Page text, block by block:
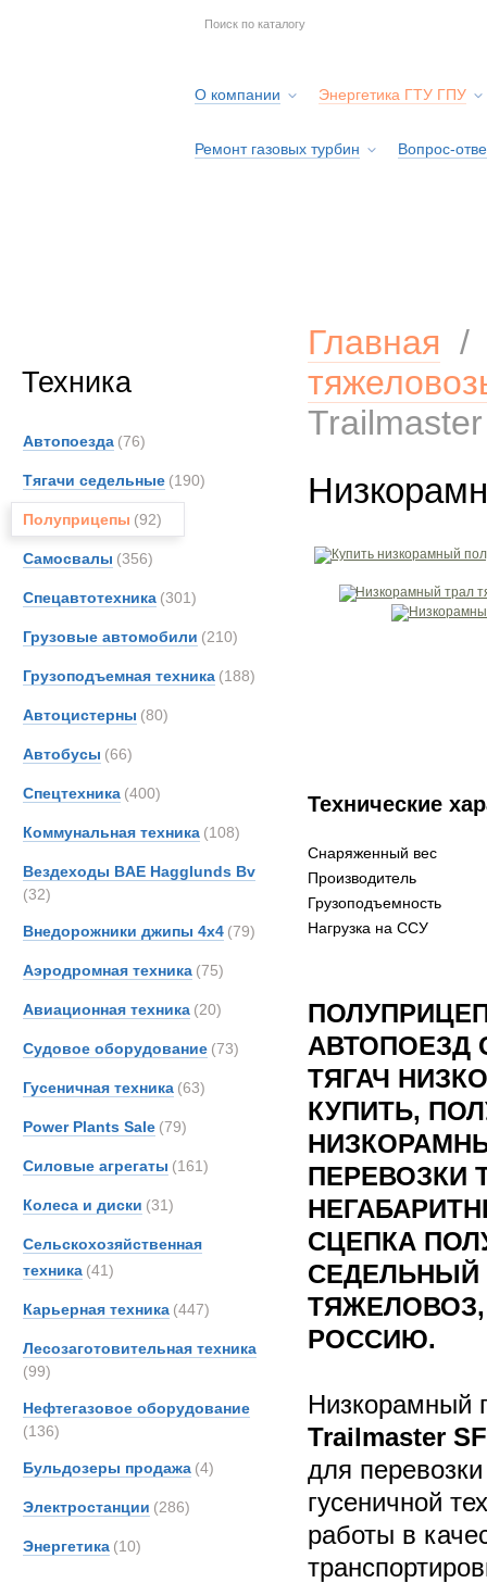
О компании Энергетика ГТУ ГПУ
Ремонт газовых турбин Вопрос-
Техника
Автопоезда (76)
Тягачи седельные (190)
Полуприцепы (92)
Самосвалы (356)
Спецавтотехника (301)
Грузовые автомобили (210)
Грузоподъемная техника (188)
Автоцистерны (80)
Автобусы (66)
Спецтехника (400)
Коммунальная техника (108)
Вездеходы BAE Hagglunds Bv
(32)
Внедорожники джипы 4х4 (79)
Аэродромная техника (75)
Авиационная техника (20)
Судовое оборудование (73)
Гусеничная техника (63)
Power Plants Sale (79)
Силовые агрегаты (161)
Колеса и диски (31)
Сельскохозяйственная
техника (41)
Карьерная техника (447)
Лесозаготовительная техника
(99)
Нефтегазовое оборудование
(136)
Бульдозеры продажа (4)
Электростанции (286)
Энергетика (10)
Главная
Технические
Снаряженный вес
Производитель
Грузоподъемность
Нагрузка на ССУ
АВТОПОЕЗД
ТЯГАЧ
КУПИТЬ,
ПЕРЕВОЗКИ
СЦЕПКА
СЕДЕЛЬНЫЙ
РОССИЮ.
Низкорамный
Trailmaster
для
гусеничной
работы в